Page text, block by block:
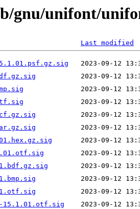
gnu/unifont/
Last modified
15.1.01.otf.sig